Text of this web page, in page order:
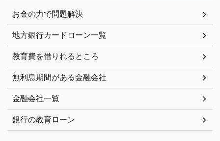
お金の力で問題解決
地方銀行カードローン一覧
教育費を借りれるところ
無利息期間がある金融会社
金融会社一覧
銀行の教育ローン